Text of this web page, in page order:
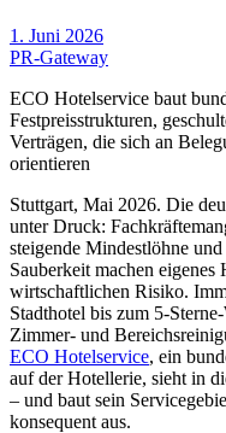
1. Juni 2026
PR-Gateway
ECO Hotelservice baut
Festpreisstrukturen,
Verträgen, die sich an
orientieren
Stuttgart, Mai 2026. Die
unter Druck:
steigende Mindestlöhne
Sauberkeit machen
wirtschaftlichen Risiko.
Stadthotel bis zum 5-
Zimmer- und
ECO Hotelservice, ein
auf der Hotellerie, sieht in
– und baut sein
konsequent aus.